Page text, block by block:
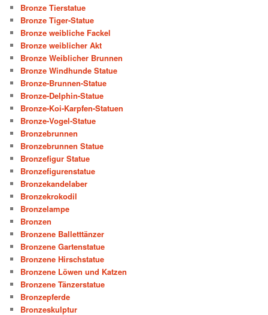
Bronze Tierstatue
Bronze Tiger-Statue
Bronze weibliche Fackel
Bronze weiblicher Akt
Bronze Weiblicher Brunnen
Bronze Windhunde Statue
Bronze-Brunnen-Statue
Bronze-Delphin-Statue
Bronze-Koi-Karpfen-Statuen
Bronze-Vogel-Statue
Bronzebrunnen
Bronzebrunnen Statue
Bronzefigur Statue
Bronzefigurenstatue
Bronzekandelaber
Bronzekrokodil
Bronzelampe
Bronzen
Bronzene Balletttänzer
Bronzene Gartenstatue
Bronzene Hirschstatue
Bronzene Löwen und Katzen
Bronzene Tänzerstatue
Bronzepferde
Bronzeskulptur